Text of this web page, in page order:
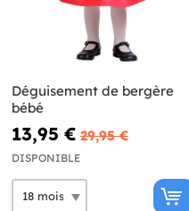
Déguisement de bergère
bébé
13,95 € 29,95 €
DISPONIBLE